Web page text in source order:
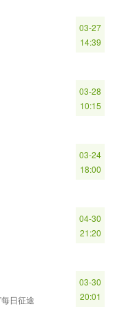
03-27
14:39
03-28
10:15
03-24
18:00
04-30
21:20
日征途
03-30
20:01